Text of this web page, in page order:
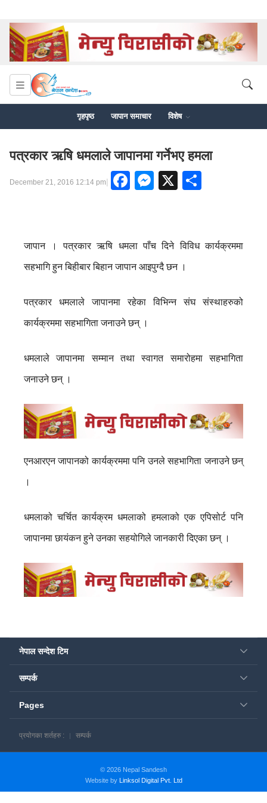
गृहपृष्ठ जापान समाचार विशेष
पत्रकार ऋषि धमलाले जापानमा गर्नेभए हमला
December 21, 2016 12:14 pm| Facebook
Messenger
X
जापान । पत्रकार ऋषि धमला पाँच दिने विविध कार्यक्रममा
सहभागि हुन बिहीबार बिहान जापान आइपुग्दै छन ।
पत्रकार धमलाले जापानमा रहेका विभिन्न संघ संस्थाहरुको
कार्यक्रममा सहभागिता जनाउने छन् ।
धमलाले जापानमा सम्मान तथा स्वागत समारोहमा सहभागिता
जनाउने छन् ।
एनआरएन जापानको कार्यक्रममा पनि उनले सहभागिता जनाउने छन्
।
धमलाको चर्चित कार्यक्रम धमलाको हमलाको एक एपिसोर्ट पनि
जापानमा छायंकन हुने उनका सहयोगिले जानकारी दिएका छन् ।
नेपाल सन्देश टिम
सम्पर्क
Pages
प्रयोगका शर्तहरु : सम्पर्क
© 2026 Nepal Sandesh
Website by Linksol Digital Pvt. Ltd